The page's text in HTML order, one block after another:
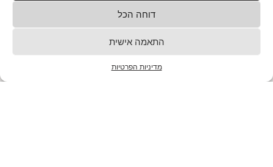
דוחה הכל
התאמה אישית
מדיניות הפרטיות